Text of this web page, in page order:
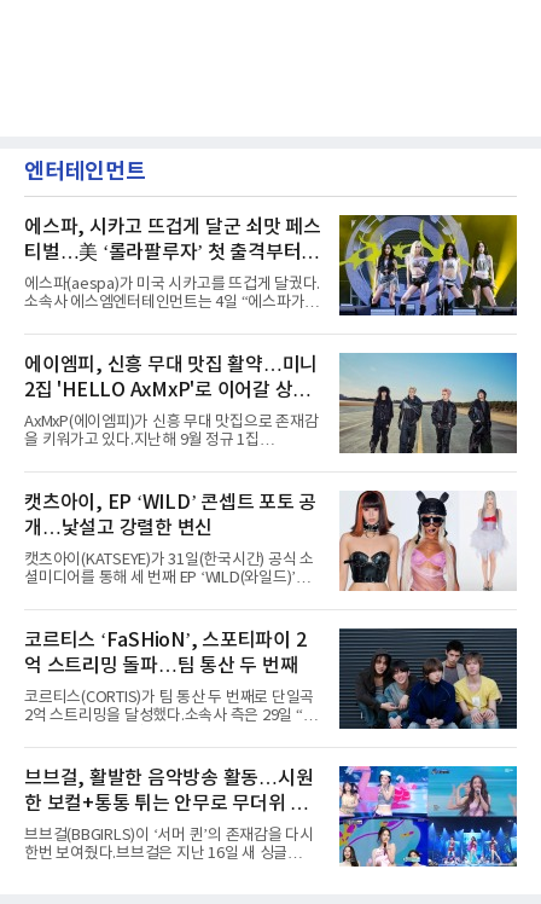
엔터테인먼트
에스파, 시카고 뜨겁게 달군 쇠맛 페스
티벌…美 ‘롤라팔루자’ 첫 출격부터
증명한 존재감
에스파(aespa)가 미국 시카고를 뜨겁게 달궜다.
소속사 에스엠엔터테인먼트는 4일 “에스파가
서 열린 ‘롤라팔루자 시카고’(Lollapalooza
Chicago)의 알리안츠 스테이지에 올랐다”며
“총 14곡으로 구성된 세트리스트를 선사, 데뷔 7
년 차다운 노련한 무대 매너와 파워풀한 에너지
로 현장의 분위기를 압도했다”고 밝혔다.1991
년 시작된 ‘롤라팔루자’는 8개 스테이지, 170여
팀의 아티스트와 40만 명 이상의 관객이 운집하
코르티스 등 K팝 스타들이 출연진 명단에 이름
을 올렸다.이날 에스파는
에이엠피, 신흥 무대 맛집 활약…미니
2집 'HELLO AxMxP'로 이어갈 상승
세
AxMxP(에이엠피)가 신흥 무대 맛집으로 존재감
을 키워가고 있다.지난해 9월 정규 1집
AxMxP는 데뷔 전부터 버스킹과 각종 페스티벌,
공연 무대에 오르며 실전 경험을 쌓아왔다.이들
은 소속사 패밀리 콘서트를 비롯해 '뷰티풀 민트
라이프 2025', '2025 부산국제록페스티벌' 등 대
형 무대에 잇달아 출연해 당찬 에너지와 풋풋한
매력으로 음악팬들의 눈도장을 찍었다.이후
AxMxP는 '카운트다운 판타지 2025-2026',
정적인 실력을 입증했고, 올해 '2026 어썸뮤직
페스티벌', '뷰티풀 민트 라이프 2026', '2026
캣츠아이, EP ‘WILD’ 콘셉트 포토 공
개…낯설고 강렬한 변신
캣츠아이(KATSEYE)가 31일(한국시간) 공식 소
셜미디어를 통해 세 번째 EP ‘WILD(와일드)’의
heart(와일드 하트)’라는 제목이 붙은 콘셉트 포
토에는 멤버들의 본능적이고 야성적인 면모가
강렬하게 담겼다. 짙은 아이섀도와 푸른빛·금빛·
붉은빛의 컬러 렌즈가 비현실적인 분위기를 자
아내고, 여러 원색이 불규칙하게 뒤섞인 멀티컬
러 헤어와 과감한 블루·블랙 립 메이크업이 낯설
고도 매혹적인 비주얼을 완성했다.스타일링 역
엣을 거침없이 결합했다. 멤버들은 각기 다른 개
성을 살린 스타일링을 선
코르티스 ‘FaSHioN’, 스포티파이 2
억 스트리밍 돌파…팀 통산 두 번째
코르티스(CORTIS)가 팀 통산 두 번째로 단일곡
2억 스트리밍을 달성했다.소속사 측은 29일 “코
벌 오디오·음원 스트리밍 플랫폼 스포티파이에
서 27일 자로 누적 재생 수 2억 회를 돌파했
다”고 밝혔다.곡이 발표된 지 약 10개월 만이다.
팀의 첫 번째 2억 스트리밍 곡은 동일 음반에 수
록된 ‘GO!’다. 이 노래는 공개 약 9개월 만인 지
난달 26일 자에 2억 고지를 밟았다. 이는 최근 5
년 내 데뷔한 보이그룹의 곡 중 최단기 2억 달성
브브걸, 활발한 음악방송 활동…시원
한 보컬+통통 튀는 안무로 무더위 사
냥
브브걸(BBGIRLS)이 ‘서머 퀸’의 존재감을 다시
한번 보여줬다.브브걸은 지난 16일 새 싱글